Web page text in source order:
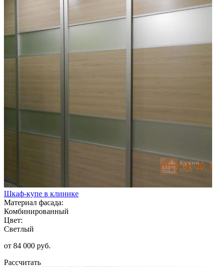
Шкаф-купе в клинике
Материал фасада:
Комбинированный
Цвет:
Светлый
от 84 000 руб.
Рассчитать